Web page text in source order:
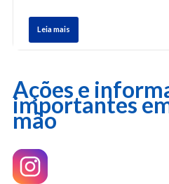
Leia mais
Ações e
importantes
mão